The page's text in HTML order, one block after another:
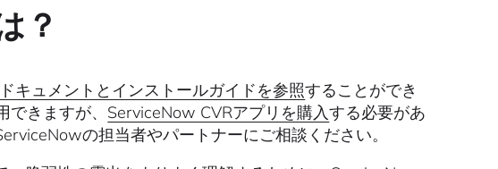
？
キュメントとインストールガイドを参照することができ
きますが、 ServiceNow CVRアプリを購入する必要があ
の担当者やパートナーにご相談ください。